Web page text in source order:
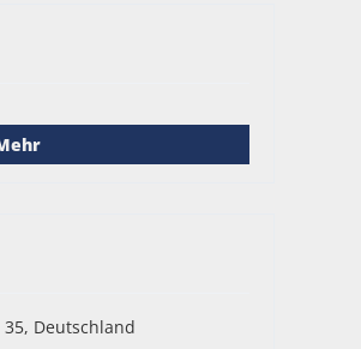
Deutschland